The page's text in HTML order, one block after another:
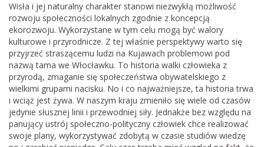
Wisła i jej naturalny charakter stanowi niezwykłą możliwość
rozwoju społeczności lokalnych zgodnie z koncepcją
ekorozwoju. Wykorzystane w tym celu mogą być walory
kulturowe i przyrodnicze. Z tej właśnie perspektywy warto się
przyjrzeć straszącemu ludzi na Kujawach problemowi pod
nazwą tama we Włocławku. To historia walki człowieka z
przyrodą, zmaganie się społeczeństwa obywatelskiego z
wielkimi grupami nacisku. No i co najważniejsze, ta historia trwa
i wciąż jest żywa. W naszym kraju zmieniło się wiele od czasów
jedynie słusznej linii i przewodniej siły. Jednakże bez względu na
panujący ustrój społeczno-polityczny człowiek chce realizować
swoje plany, wykorzystywać zdobytą w czasie studiów wiedzę